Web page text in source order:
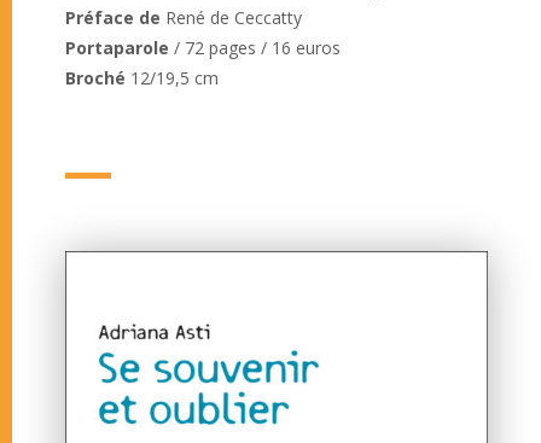
Préface de René de Ceccatty
Portaparole / 72​ pages / 16 euros
Broché 12/19,5 cm